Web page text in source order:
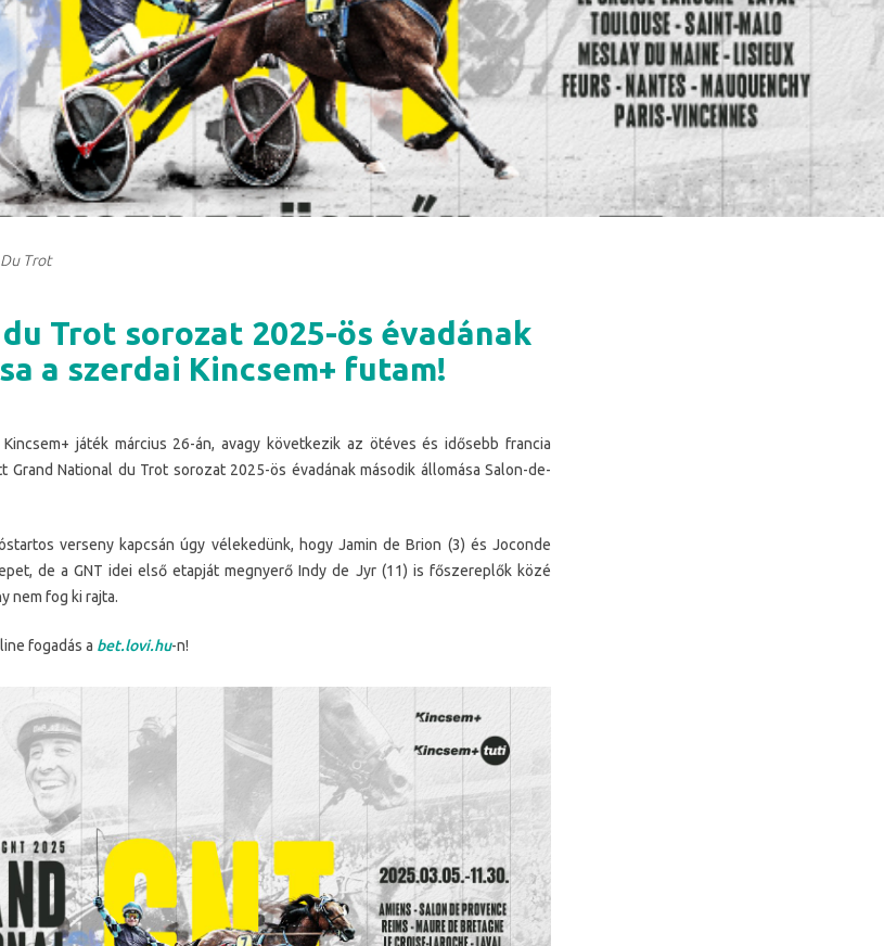
Trot
Trot sorozat 2025-ös évadának
a szerdai Kincsem+ futam!
játék március 26-án, avagy következik az ötéves és idősebb francia
National du Trot sorozat 2025-ös évadának második állomása Salon-de-
verseny kapcsán úgy vélekedünk, hogy Jamin de Brion (3) és Joconde
de a GNT idei első etapját megnyerő Indy de Jyr (11) is főszereplők közé
nem fog ki rajta.
fogadás a bet.lovi.hu-n!